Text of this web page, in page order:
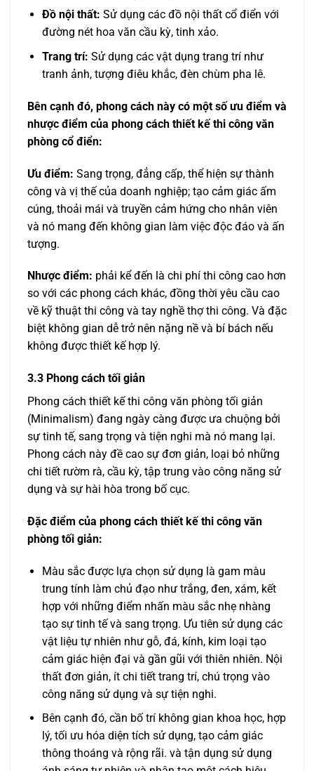
Đồ nội thất: Sử dụng các đồ nội thất cổ điển với
đường nét hoa văn cầu kỳ, tinh xảo.
Trang trí: Sử dụng các vật dụng trang trí như
tranh ảnh, tượng điêu khắc, đèn chùm pha lê.
Bên cạnh đó, phong cách này có một số ưu điểm và
nhược điểm của phong cách thiết kế thi công văn
phòng cổ điển:
Ưu điểm: Sang trọng, đẳng cấp, thể hiện sự thành
công và vị thế của doanh nghiệp; tạo cảm giác ấm
cúng, thoải mái và truyền cảm hứng cho nhân viên
và nó mang đến không gian làm việc độc đáo và ấn
tượng.
Nhược điểm: phải kể đến là chi phí thi công cao hơn
so với các phong cách khác, đồng thời yêu cầu cao
về kỹ thuật thi công và tay nghề thợ thi công. Và đặc
biệt không gian dễ trở nên nặng nề và bí bách nếu
không được thiết kế hợp lý.
3.3 Phong cách tối giản
Phong cách thiết kế thi công văn phòng tối giản
(Minimalism) đang ngày càng được ưa chuộng bởi
sự tinh tế, sang trọng và tiện nghi mà nó mang lại.
Phong cách này đề cao sự đơn giản, loại bỏ những
chi tiết rườm rà, cầu kỳ, tập trung vào công năng sử
dụng và sự hài hòa trong bố cục.
Đặc điểm của phong cách thiết kế thi công văn
phòng tối giản:
Màu sắc được lựa chọn sử dụng là gam màu
trung tính làm chủ đạo như trắng, đen, xám, kết
hợp với những điểm nhấn màu sắc nhẹ nhàng
tạo sự tinh tế và sang trọng. Ưu tiên sử dụng các
vật liệu tự nhiên như gỗ, đá, kính, kim loại tạo
cảm giác hiện đại và gần gũi với thiên nhiên. Nội
thất đơn giản, ít chi tiết trang trí, chú trọng vào
công năng sử dụng và sự tiện nghi.
Bên cạnh đó, cần bố trí không gian khoa học, hợp
lý, tối ưu hóa diện tích sử dụng, tạo cảm giác
thông thoáng và rộng rãi. và tận dụng sử dụng